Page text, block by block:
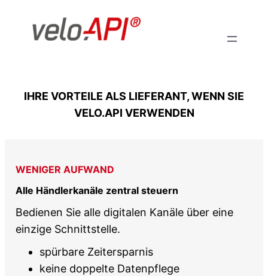
Inhalt
IHRE VORTEILE ALS LIEFERANT, WENN SIE
VELO.API VERWENDEN
WENIGER AUFWAND
Alle Händlerkanäle zentral steuern
Bedienen Sie alle digitalen Kanäle über eine
einzige Schnittstelle.
spürbare Zeitersparnis
keine doppelte Datenpflege